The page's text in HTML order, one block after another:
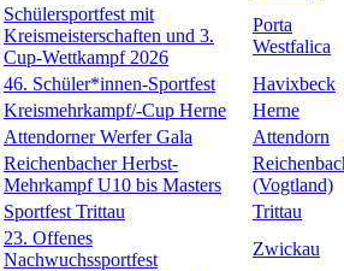
Schülersportfest mit
Kreismeisterschaften und 3.
Cup-Wettkampf 2026
Porta
Westfalica
46. Schüler*innen-Sportfest
Havixbeck
Kreismehrkampf/-Cup Herne
Herne
Attendorner Werfer Gala
Attendorn
Reichenbacher Herbst-
Mehrkampf U10 bis Masters
(Vogtland)
Sportfest Trittau
Trittau
23. Offenes
Nachwuchssportfest
Zwickau